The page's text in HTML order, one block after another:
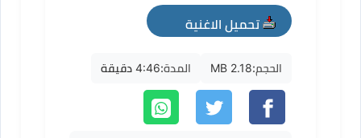
تحميل الاغنية
mp3
الحجم:2.18 MB المدة:4:46 دقيقة